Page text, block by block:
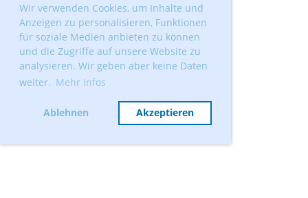
Wir verwenden Cookies, um Inhalte und
Anzeigen zu personalisieren, Funktionen
für soziale Medien anbieten zu können
und die Zugriffe auf unsere Website zu
analysieren. Wir geben aber keine Daten
weiter. Mehr Infos
Ablehnen Akzeptieren